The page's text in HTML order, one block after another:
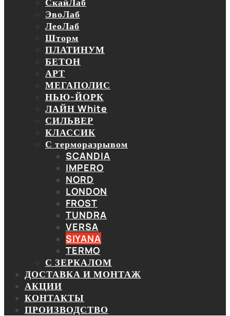
ЭвоЛаб
ЛеоЛаб
Шторм
ПЛАТИНУМ
БЕТОН
АРТ
МЕГАПОЛИС
НЬЮ-ЙОРК
ЛАЙН White
СИЛЬВЕР
КЛАССИК
С терморазрывом
SCANDIA
IMPERO
NORD
LONDON
FROST
TUNDRA
VERSA
SIYANA
TERMO
С ЗЕРКАЛОМ
ДОСТАВКА И МОНТАЖ
АКЦИИ
КОНТАКТЫ
ПРОИЗВОДСТВО